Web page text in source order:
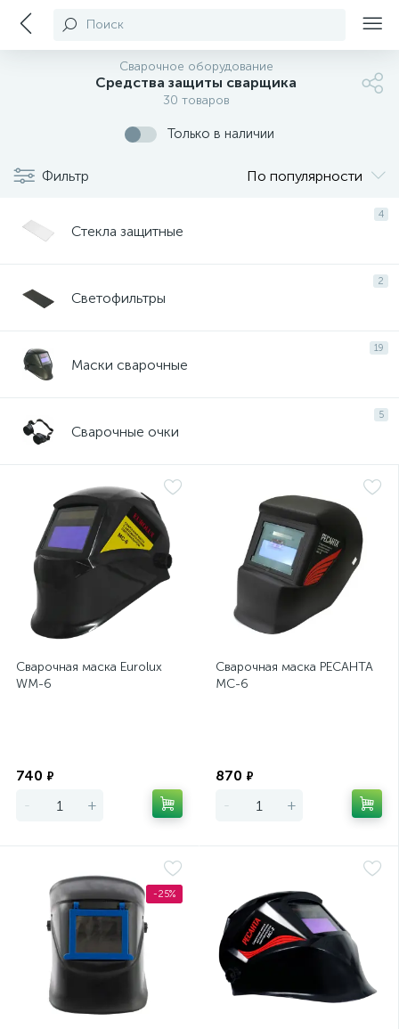
Поиск
Сварочное оборудование
Средства защиты сварщика
30 товаров
Только в наличии
Фильтр По популярности
4
Стекла защитные
2
Светофильтры
19
Маски сварочные
5
Сварочные очки
Сварочная маска Eurolux
WM-6
740 ₽
- +
Сварочная маска РЕСАНТА
МС-6
870 ₽
- +
-25%